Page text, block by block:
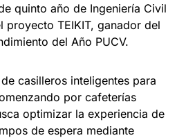
quinto año de Ingeniería Civil
proyecto TEIKIT, ganador del
del Año PUCV.
casilleros inteligentes para
por cafeterías
optimizar la experiencia de
de espera mediante